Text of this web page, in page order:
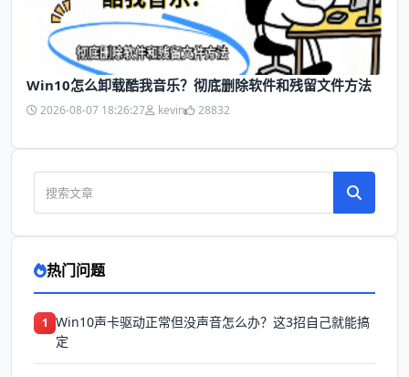
Win10怎么卸载酷我音乐？彻底删除软件和残留文件方法
2026-08-07 18:26:27 kevin 28832
热门问题
1 Win10声卡驱动正常但没声音怎么办？这3招自己就能搞
定